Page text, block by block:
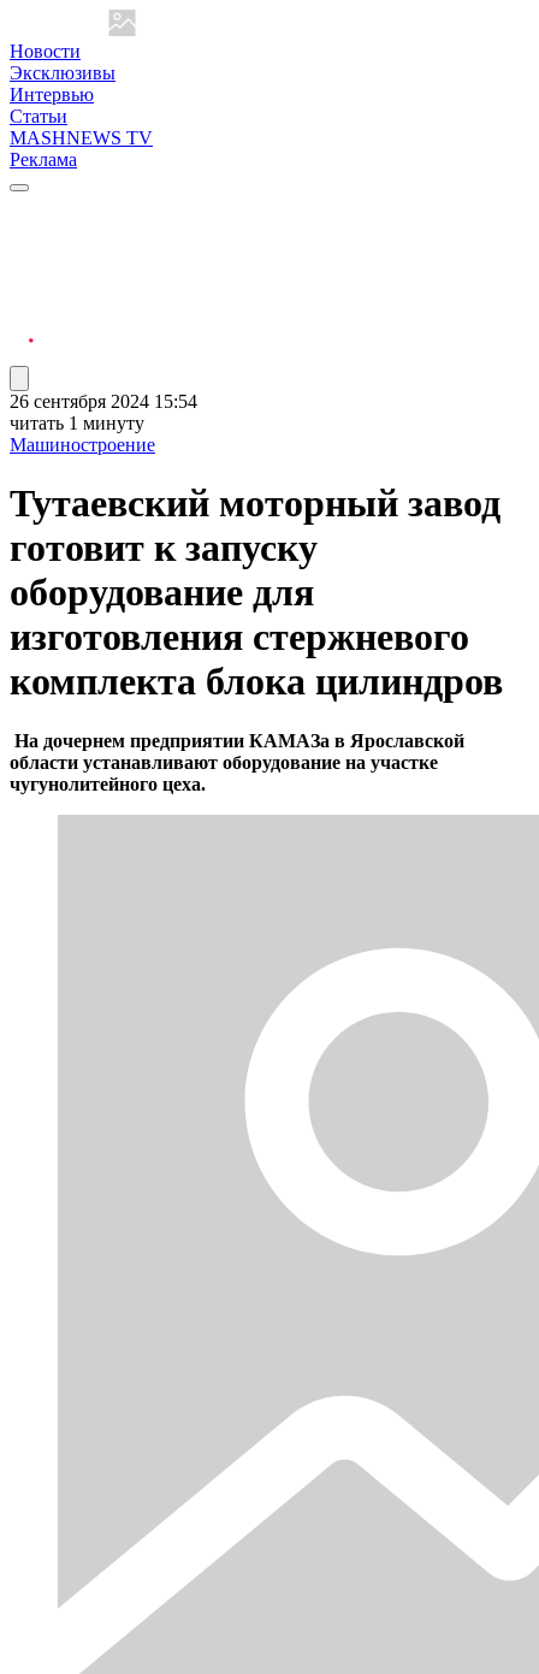
Новости
Эксклюзивы
Интервью
Статьи
MASHNEWS TV
Реклама
26 сентября 2024 15:54
читать 1 минуту
Машиностроение
Тутаевский моторный завод
готовит к запуску
оборудование для
изготовления стержневого
комплекта блока цилиндров
На дочернем предприятии КАМАЗа в Ярославской
области устанавливают оборудование на участке
чугунолитейного цеха.